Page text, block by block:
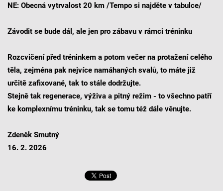
NE: Obecná vytrvalost 20 km /Tempo si najděte v tabulce/
Závodit se bude dál, ale jen pro zábavu v rámci tréninku
Rozcvičení před tréninkem a potom večer na protažení celého
těla, zejména pak nejvíce namáhaných svalů, to máte již
určitě zafixované, tak to stále dodržujte.
Stejně tak regenerace, výživa a pitný režim - to všechno patří
ke komplexnímu tréninku, tak se tomu též dále věnujte.
Zdeněk Smutný
16. 2. 2026